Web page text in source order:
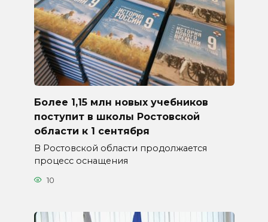
Более 1,15 млн новых учебников
поступит в школы Ростовской
области к 1 сентября
В Ростовской области продолжается
процесс оснащения
10